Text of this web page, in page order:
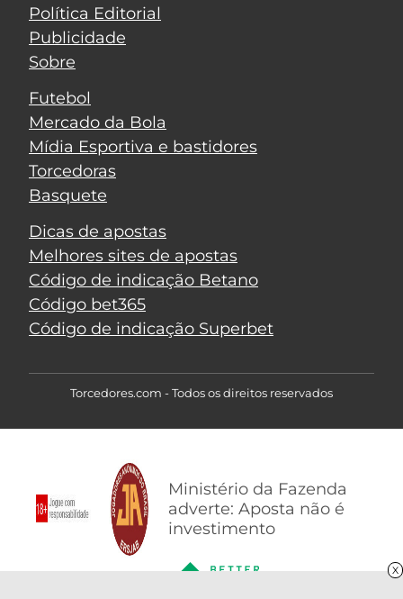
X
Política Editorial
Publicidade
Sobre
Futebol
Mercado da Bola
Mídia Esportiva e bastidores
Torcedoras
Basquete
Dicas de apostas
Melhores sites de apostas
Código de indicação Betano
Código bet365
Código de indicação Superbet
Torcedores.com - Todos os direitos reservados
Ministério da Fazenda
adverte: Aposta não é
investimento